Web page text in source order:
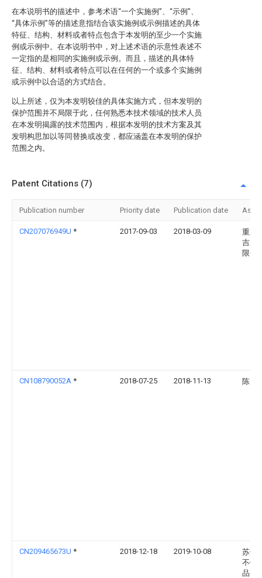
在本说明书的描述中，参考术语“一个实施例”、“示例”、
“具体示例”等的描述意指结合该实施例或示例描述的具体
特征、结构、材料或者特点包含于本发明的至少一个实施
例或示例中。在本说明书中，对上述术语的示意性表述不
一定指的是相同的实施例或示例。而且，描述的具体特
征、结构、材料或者特点可以在任何的一个或多个实施例
或示例中以合适的方式结合。
以上所述，仅为本发明较佳的具体实施方式，但本发明的
保护范围并不局限于此，任何熟悉本技术领域的技术人员
在本发明揭露的技术范围内，根据本发明的技术方案及其
发明构思加以等同替换或改变，都应涵盖在本发明的保护
范围之内。
Patent Citations (7)
Publication number Priority date Publication date
CN207076949U * 2017-09-03 2018-03-09
重庆
吉压
限公
CN108790052A * 2018-07-25 2018-11-13 陈多
CN209465673U * 2018-12-18 2019-10-08
苏州
不锈
品有